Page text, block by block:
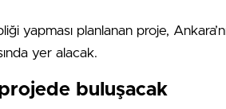
yapması planlanan proje,
yer alacak.
buluşacak